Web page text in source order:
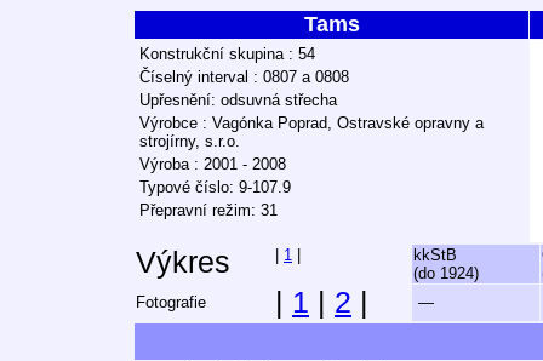
Tams
Konstrukční skupina : 54
Číselný interval : 0807 a 0808
Upřesnění: odsuvná střecha
Výrobce : Vagónka Poprad, Ostravské opravny a
strojírny, s.r.o.
Výroba : 2001 - 2008
Typové číslo: 9-107.9
Přepravní režim: 31
Výkres 1
kkStB
(do 1924)
Fotografie
1 2 —